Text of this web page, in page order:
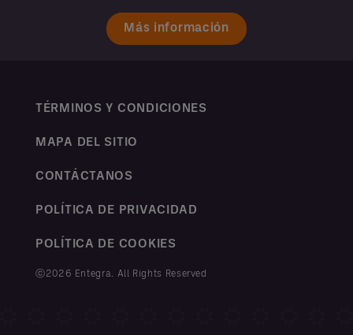
Más información
TÉRMINOS Y CONDICIONES
MAPA DEL SITIO
CONTÁCTANOS
POLÍTICA DE PRIVACIDAD
POLÍTICA DE COOKIES
ⓒ2026 Entegra. All Rights Reserved